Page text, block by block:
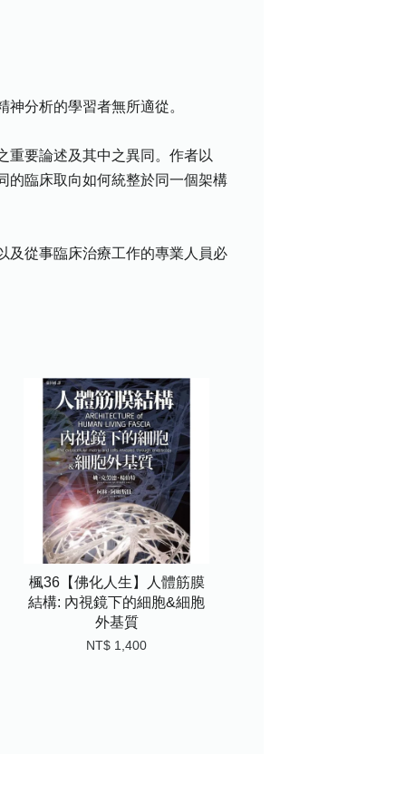
分析的學習者無所適從。
重要論述及其中之異同。作者以
的臨床取向如何統整於同一個架構
及從事臨床治療工作的專業人員必
楓36【佛化人生】人體筋膜
結構: 內視鏡下的細胞&細胞
外基質
NT$ 1,400